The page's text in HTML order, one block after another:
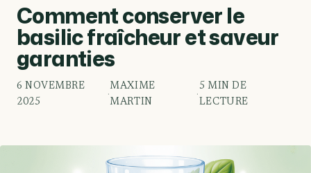
Comment conserver le
basilic fraîcheur et saveur
garanties
6 NOVEMBRE
2025
·
MAXIME
MARTIN
·
5 MIN DE
LECTURE